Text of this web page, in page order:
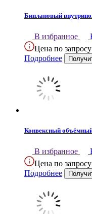
Биплановый
В избранное
Цена по запросу
Подробнее
Конвексный
В избранное
Цена по запросу
Подробнее